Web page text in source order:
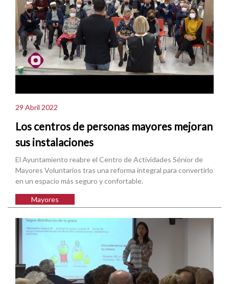
29 Abril 2022
Los centros de personas mayores mejoran
sus instalaciones
El Ayuntamiento reabre el Centro de Actividades Sénior de
Mayores Voluntarios tras una reforma integral para convertirlo
en un espacio más seguro y confortable.
Mayores